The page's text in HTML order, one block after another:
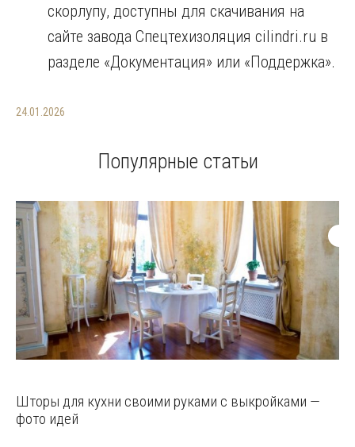
скорлупу, доступны для скачивания на
сайте завода Спецтехизоляция cilindri.ru в
разделе «Документация» или «Поддержка».
24.01.2026
Популярные статьи
Шторы для кухни своими руками с выкройками —
фото идей